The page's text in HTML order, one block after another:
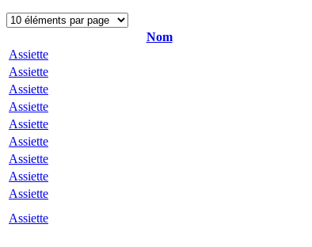
Nom
Assiette
Assiette
Assiette
Assiette
Assiette
Assiette
Assiette
Assiette
Assiette
Assiette